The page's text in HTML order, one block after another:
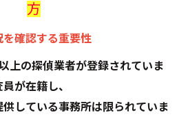
方
確認する重要性
上の探偵業者が登録されていま
が在籍し、
している事務所は限られていま